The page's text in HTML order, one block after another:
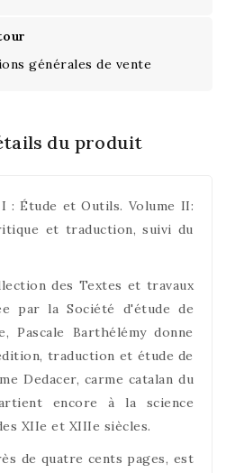
générales de vente
du produit
: Étude et Outils. Volume II:
et traduction, suivi du
des Textes et travaux
par la Société d'étude de
Pascale Barthélémy donne
traduction et étude de
Dedacer, carme catalan du
encore à la science
XIIe et XIIIe siècles.
de quatre cents pages, est